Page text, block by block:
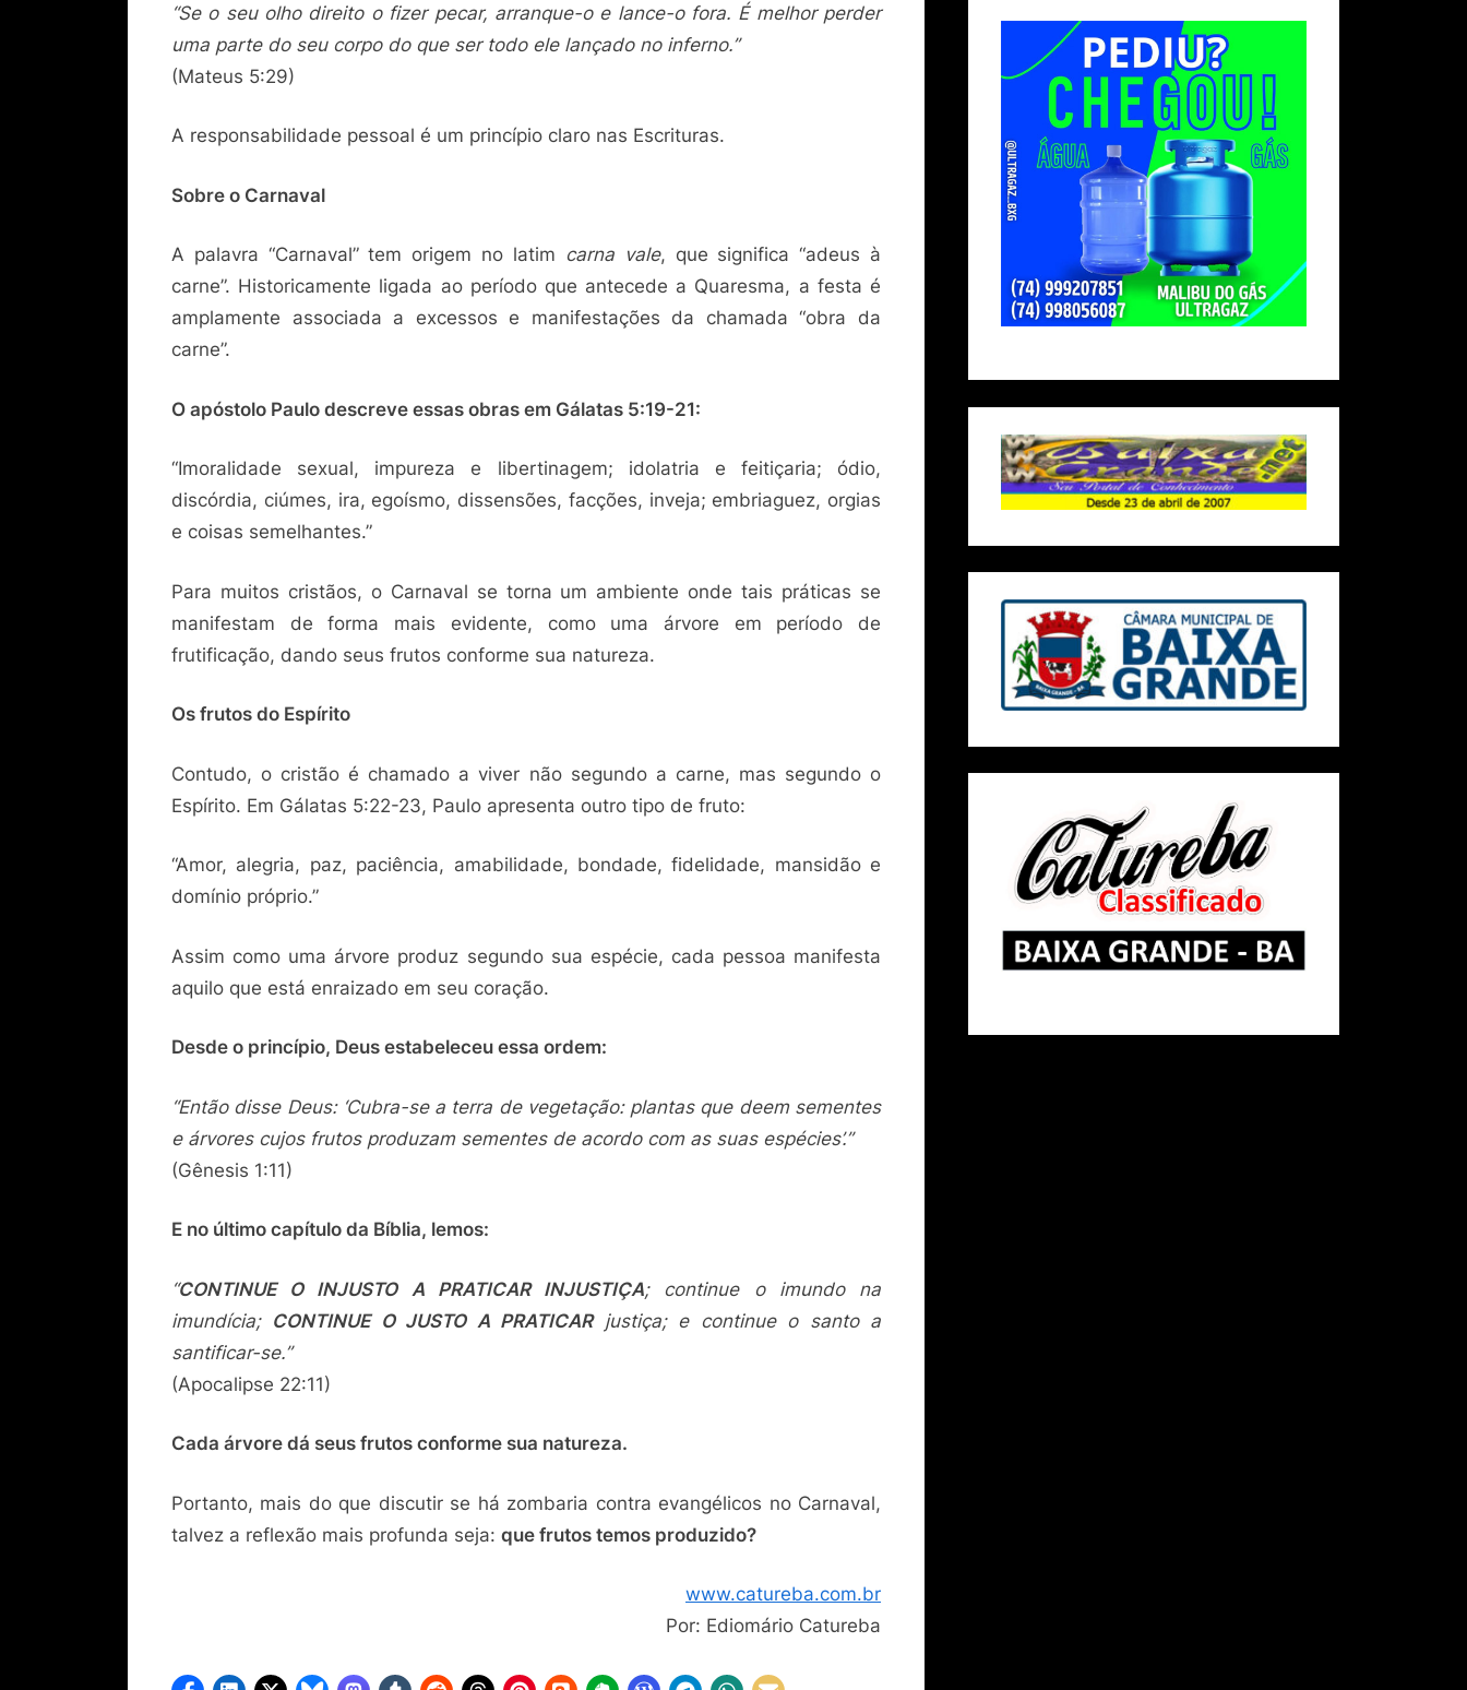
“Se o seu olho direito o fizer pecar, arranque-o e lance-o fora. É melhor perder
uma parte do seu corpo do que ser todo ele lançado no inferno.”
(Mateus 5:29)
A responsabilidade pessoal é um princípio claro nas Escrituras.
Sobre o Carnaval
A palavra “Carnaval” tem origem no latim carna vale, que significa “adeus à
carne”. Historicamente ligada ao período que antecede a Quaresma, a festa é
amplamente associada a excessos e manifestações da chamada “obra da
carne”.
O apóstolo Paulo descreve essas obras em Gálatas 5:19-21:
“Imoralidade sexual, impureza e libertinagem; idolatria e feitiçaria; ódio,
discórdia, ciúmes, ira, egoísmo, dissensões, facções, inveja; embriaguez, orgias
e coisas semelhantes.”
Para muitos cristãos, o Carnaval se torna um ambiente onde tais práticas se
manifestam de forma mais evidente, como uma árvore em período de
frutificação, dando seus frutos conforme sua natureza.
Os frutos do Espírito
Contudo, o cristão é chamado a viver não segundo a carne, mas segundo o
Espírito. Em Gálatas 5:22-23, Paulo apresenta outro tipo de fruto:
“Amor, alegria, paz, paciência, amabilidade, bondade, fidelidade, mansidão e
domínio próprio.”
Assim como uma árvore produz segundo sua espécie, cada pessoa manifesta
aquilo que está enraizado em seu coração.
Desde o princípio, Deus estabeleceu essa ordem:
“Então disse Deus: ‘Cubra-se a terra de vegetação: plantas que deem sementes
e árvores cujos frutos produzam sementes de acordo com as suas espécies’.”
(Gênesis 1:11)
E no último capítulo da Bíblia, lemos:
“CONTINUE O INJUSTO A PRATICAR INJUSTIÇA; continue o imundo na
imundícia; CONTINUE O JUSTO A PRATICARjustiça; e continue o santo a
santificar-se.”
(Apocalipse 22:11)
Cada árvore dá seus frutos conforme sua natureza.
Portanto, mais do que discutir se há zombaria contra evangélicos no Carnaval,
talvez a reflexão mais profunda seja: que frutos temos produzido?
www.catureba.com.br
Por: Ediomário Catureba